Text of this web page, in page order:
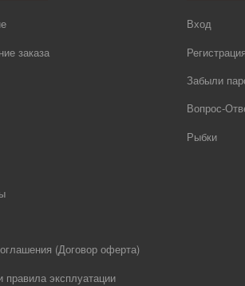
заказа
(Договор оферта)
правила эксплуатации
Вход
Регистрация
Забыли
Вопрос-
Рыбки